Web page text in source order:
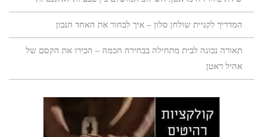
המדריך לקניית שולחן סלון – איך לבחור את האחד הנכון
תאורה נכונה לבית מתחילה בבחירה חכמה – הכירו את הקסם של
אהיל ראטן